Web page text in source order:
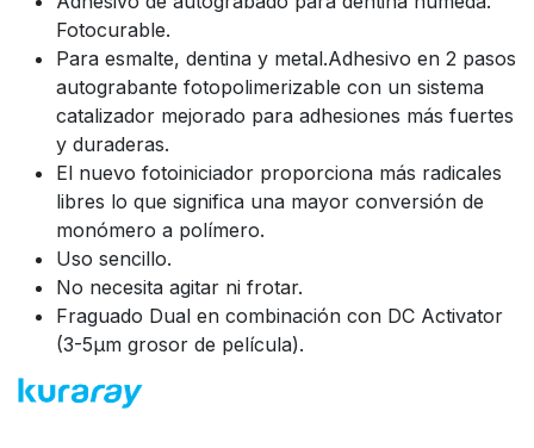
Fotocurable.
Para esmalte, dentina y metal.Adhesivo en 2 pasos
autograbante fotopolimerizable con un sistema
catalizador mejorado para adhesiones más fuertes
y duraderas.
El nuevo fotoiniciador proporciona más radicales
libres lo que significa una mayor conversión de
monómero a polímero.
Uso sencillo.
No necesita agitar ni frotar.
Fraguado Dual en combinación con DC Activator
(3-5µm grosor de película).